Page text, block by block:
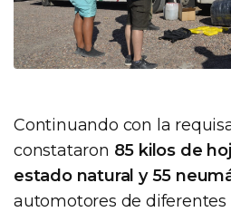
Continuando con la
constataron 85 kilos de
estado natural y 55
automotores de diferentes